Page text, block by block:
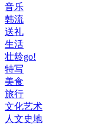
音乐
韩流
送礼
生活
壮龄go!
特写
美食
旅行
文化艺术
人文史地